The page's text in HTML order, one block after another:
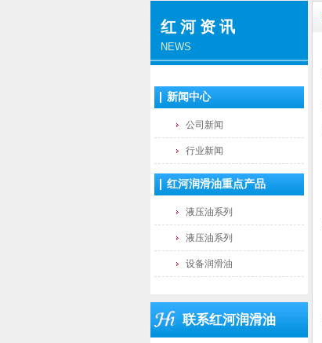
红河资讯
NEWS
新闻中心
公司新闻
行业新闻
红河润滑油重点产品
液压油系列
液压油系列
设备润滑油
联系红河润滑油